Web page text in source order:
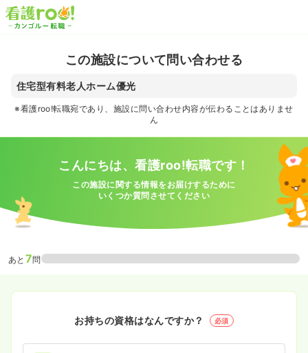
この施設について問い合わせる
住宅型有料老人ホーム優光
※看護roo!転職宛であり、施設に問い合わせ内容が伝わることはありませ
ん
こんにちは、看護roo!転職です！
この施設に関する情報をお届けするために
いくつか質問させてください
あと 7問
お持ちの資格はなんですか？ 必須